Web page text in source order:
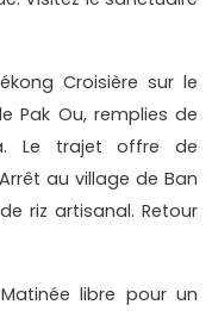
Croisière sur le
Pak Ou, remplies de
Le trajet offre de
au village de Ban
riz artisanal. Retour
libre pour un